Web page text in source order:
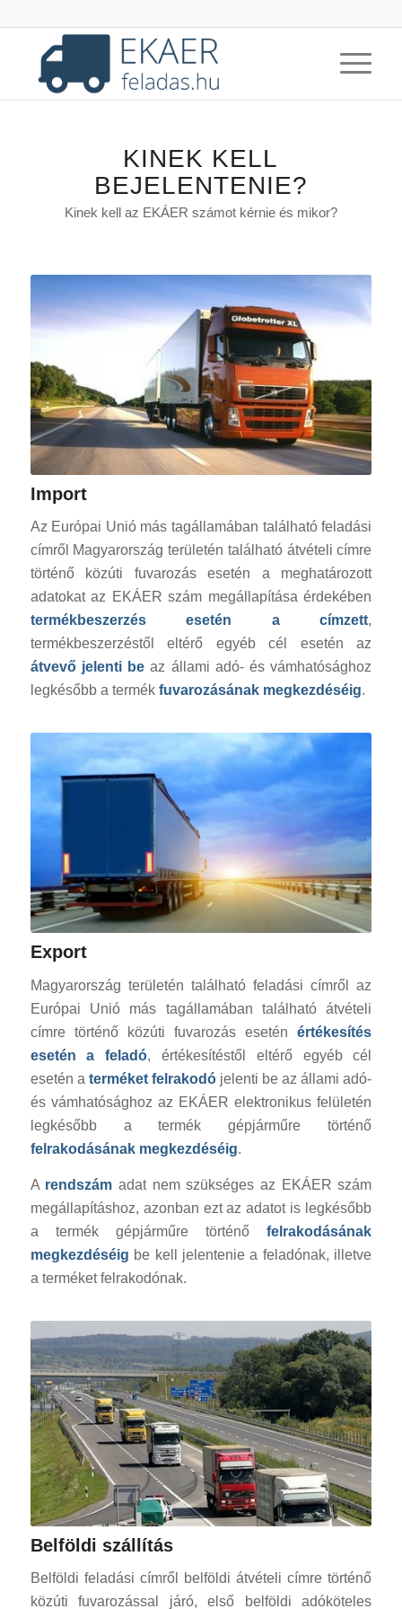
KINEK KELL
BEJELENTENIE?
Kinek kell az EKÁER számot kérnie és mikor?
Import
Az Európai Unió más tagállamában található feladási
címről Magyarország területén található átvételi címre
történő közúti fuvarozás esetén a meghatározott
adatokat az EKÁER szám megállapítása érdekében
termékbeszerzés esetén a címzett,
termékbeszerzéstől eltérő egyéb cél esetén az
átvevő jelenti be az állami adó- és vámhatósághoz
legkésőbb a termék fuvarozásának megkezdéséig.
Export
Magyarország területén található feladási címről az
Európai Unió más tagállamában található átvételi
címre történő közúti fuvarozás eseténértékesítés
esetén a feladó, értékesítéstől eltérő egyéb cél
esetén a terméket felrakodójelenti be az állami adó-
és vámhatósághoz az EKÁER elektronikus felületén
legkésőbb a termék gépjárműre történő
felrakodásának megkezdéséig.
A rendszám adat nem szükséges az EKÁER szám
megállapításhoz, azonban ezt az adatot is legkésőbb
a termék gépjárműre történőfelrakodásának
megkezdéséig be kell jelentenie a feladónak, illetve
a terméket felrakodónak.
Belföldi szállítás
Belföldi feladási címről belföldi átvételi címre történő
közúti fuvarozással járó, első belföldi adóköteles